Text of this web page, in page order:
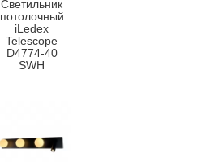
Светильник
потолочный
iLedex
Telescope
D4774-40
SWH